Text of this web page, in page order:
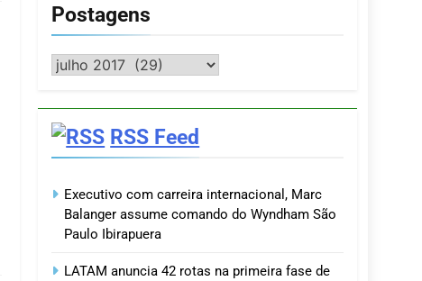
Postagens
Postagens
RSS Feed
Executivo com carreira internacional, Marc
Balanger assume comando do Wyndham São
Paulo Ibirapuera
LATAM anuncia 42 rotas na primeira fase de